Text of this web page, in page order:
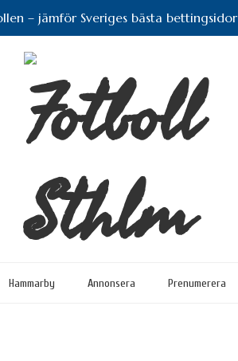
– jämför Sveriges bästa bettingsidor
Hammarby Annonsera Prenumerera